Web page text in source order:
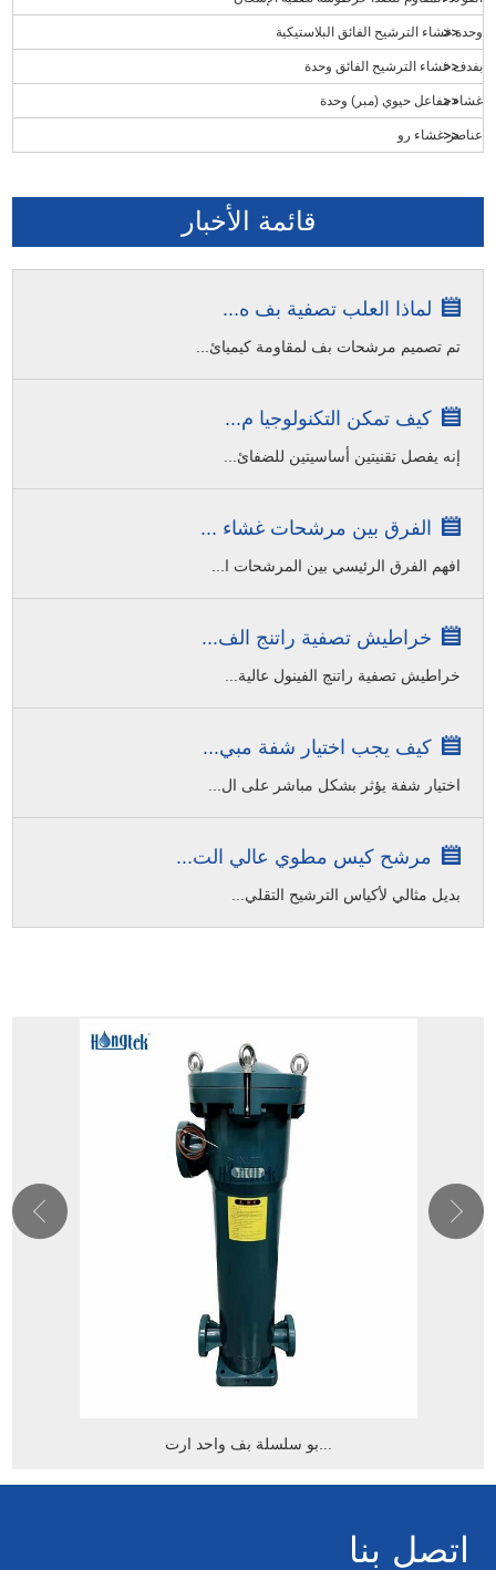
وحدة غشاء الترشيح الفائق البلاستيكية
بفدف غشاء الترشيح الفائق وحدة
غشاء مفاعل حيوي (مبر) وحدة
عناصر غشاء رو
قائمة الأخبار
لماذا العلب تصفية بف ه...
تم تصميم مرشحات بف لمقاومة كيميائ...
كيف تمكن التكنولوجيا م...
إنه يفصل تقنيتين أساسيتين للضفائ...
الفرق بين مرشحات غشاء ...
افهم الفرق الرئيسي بين المرشحات ا...
خراطيش تصفية راتنج الف...
خراطيش تصفية راتنج الفينول عالية...
كيف يجب اختيار شفة مبي...
اختيار شفة يؤثر بشكل مباشر على ال...
مرشح كيس مطوي عالي الت...
بديل مثالي لأكياس الترشيح التقلي...
اتصل بنا